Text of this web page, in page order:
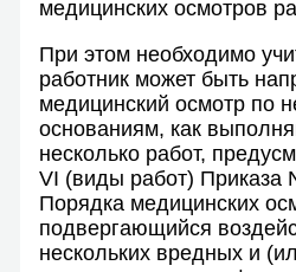
медицинских осмотров
При этом необходимо
работник может быть
медицинский осмотр по
основаниям, как
несколько работ,
VI (виды работ) Приказа
Порядка медицинских
подвергающийся
нескольких вредных и